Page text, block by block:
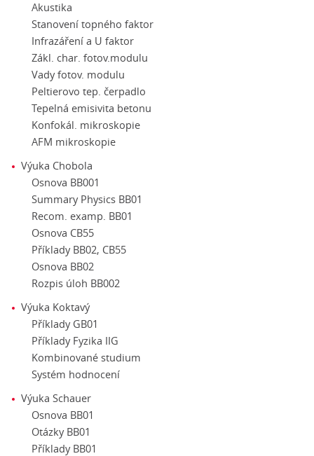
Akustika
Stanovení topného faktor
Infrazáření a U faktor
Zákl. char. fotov.modulu
Vady fotov. modulu
Peltierovo tep. čerpadlo
Tepelná emisivita betonu
Konfokál. mikroskopie
AFM mikroskopie
Výuka Chobola
Osnova BB001
Summary Physics BB01
Recom. examp. BB01
Osnova CB55
Příklady BB02, CB55
Osnova BB02
Rozpis úloh BB002
Výuka Koktavý
Příklady GB01
Příklady Fyzika IIG
Kombinované studium
Systém hodnocení
Výuka Schauer
Osnova BB01
Otázky BB01
Příklady BB01